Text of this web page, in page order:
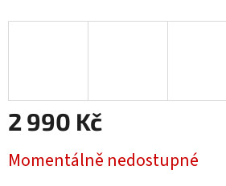
2 990 Kč
cena:
Momentálně nedostupné